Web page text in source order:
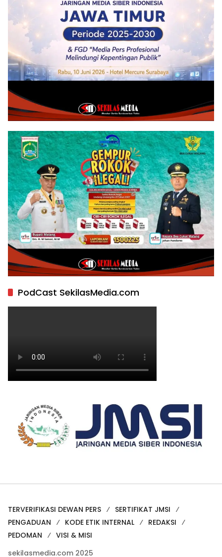
PodCast SekilasMedia.com
TERVERIFIKASI DEWAN PERS
SERTIFIKAT JMSI
PENGADUAN
KODE ETIK INTERNAL
REDAKSI
PEDOMAN
VISI & MISI
sekilasmedia.com 2025